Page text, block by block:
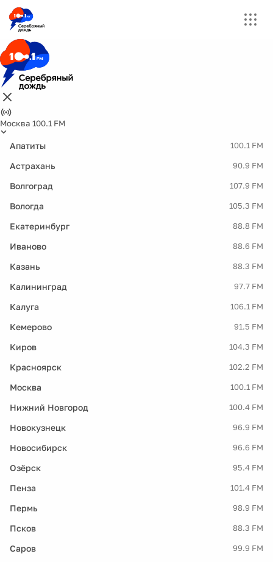
Москва 100.1 FM
Апатиты 100.1 FM
Астрахань 90.9 FM
Волгоград 107.9 FM
Вологда 105.3 FM
Екатеринбург 88.8 FM
Иваново 88.6 FM
Казань 88.3 FM
Калининград 97.7 FM
Калуга 106.1 FM
Кемерово 91.5 FM
Киров 104.3 FM
Красноярск 102.2 FM
Москва 100.1 FM
Нижний Новгород 100.4 FM
Новокузнецк 96.9 FM
Новосибирск 96.6 FM
Озёрск 95.4 FM
Пенза 101.4 FM
Пермь 98.9 FM
Псков 88.3 FM
Саров 99.9 FM